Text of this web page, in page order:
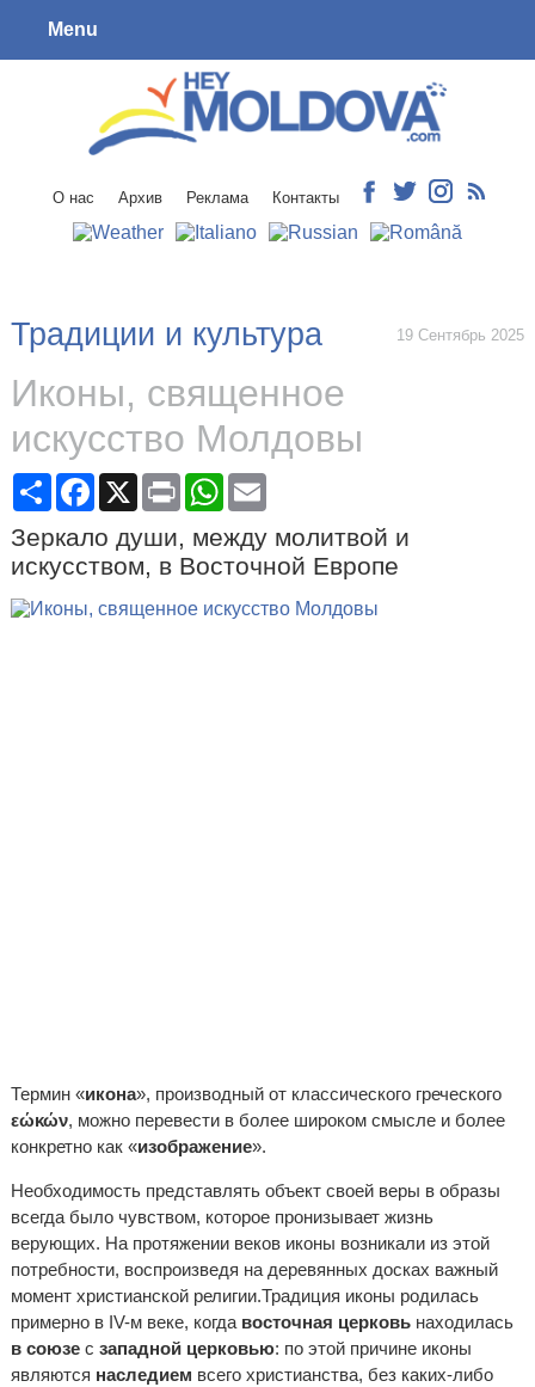
О нас Архив Реклама Контакты
Menu
Традиции и культура 19 Сентябрь 2025
Иконы, священное
искусство Молдовы
ShareFacebook
X Print WhatsApp
Email
Зеркало души, между молитвой и
искусством, в Восточной Европе
Термин «икона», производный от классического греческого
εώκών, можно перевести в более широком смысле и более
конкретно как «изображение».
Необходимость представлять объект своей веры в образы
всегда было чувством, которое пронизывает жизнь
верующих. На протяжении веков иконы возникали из этой
потребности, воспроизведя на деревянных досках важный
момент христианской религии.Традиция иконы родилась
примерно в IV-м веке, когда восточная церковьнаходилась
в союзес западной церковью: по этой причине иконы
являются наследием всего христианства, без каких-либо